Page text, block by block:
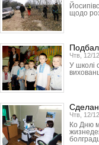
щодо
Чтв, 12/
У школі
Чтв, 12/
Ко Дню